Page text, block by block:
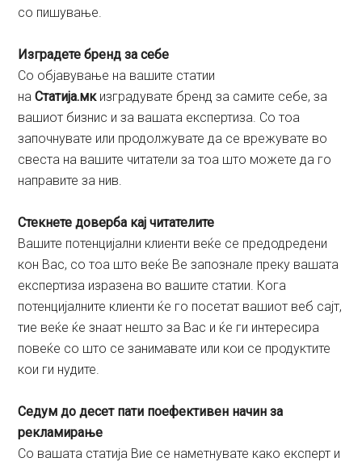
со пишување.
Изградете бренд за себе
Со објавување на вашите статии
наСтатија.мкизградувате бренд за самите себе, за
вашиот бизнис и за вашата експертиза. Со тоа
започнувате или продолжувате да се врежувате во
свеста на вашите читатели за тоа што можете да го
направите за нив.
Стекнете доверба кај читателите
Вашите потенцијални клиенти веќе се предодредени
кон Вас, со тоа што веќе Ве запознале преку вашата
експертиза изразена во вашите статии. Кога
потенцијалните клиенти ќе го посетат вашиот веб сајт,
тие веќе ќе знаат нешто за Вас и ќе ги интересира
повеќе со што се занимавате или кои се продуктите
кои ги нудите.
Седум до десет пати поефективен начин за
рекламирање
Со вашата статија Вие се наметнувате како експерт и